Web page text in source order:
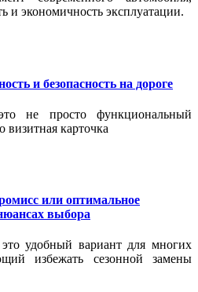
и экономичность эксплуатации.
и безопасность на дороге
не просто функциональный
визитная карточка
или оптимальное
выбора
удобный вариант для многих
избежать сезонной замены